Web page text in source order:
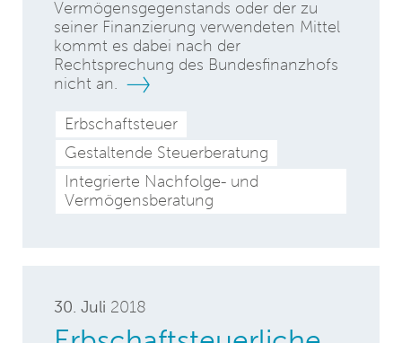
Vermögensgegenstands oder der zu
seiner Finanzierung verwendeten Mittel
kommt es dabei nach der
Rechtsprechung des Bundesfinanzhofs
nicht an.
Erbschaftsteuer
Gestaltende Steuerberatung
Integrierte Nachfolge- und
Vermögensberatung
30. Juli 2018